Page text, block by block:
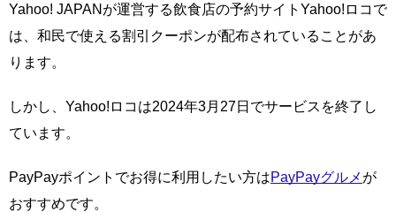
Yahoo! JAPANが運営する飲食店の予約サイトYahoo!ロコで
は、和民で使える割引クーポンが配布されていることがあ
ります。
しかし、Yahoo!ロコは2024年3月27日でサービスを終了し
ています。
PayPayポイントでお得に利用したい方はPayPayグルメ が
おすすめです。